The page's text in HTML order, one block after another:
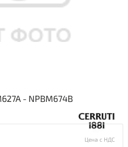
- NPBM674B
Цена с НДС